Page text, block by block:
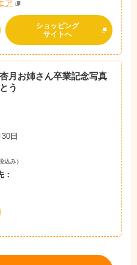
ア
ショッピング
サイトへ
月お姉さん卒業記念写真
う
日
込み）
：